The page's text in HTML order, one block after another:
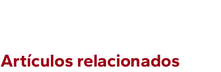
Artículos relacionados